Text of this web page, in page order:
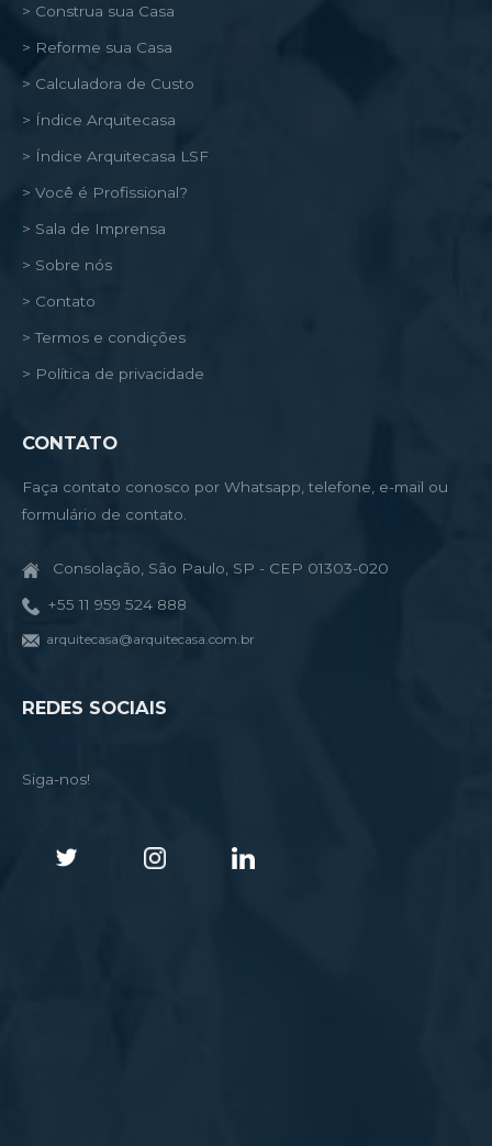
> Construa sua Casa
> Reforme sua Casa
> Calculadora de Custo
> Índice Arquitecasa
> Índice Arquitecasa LSF
> Você é Profissional?
> Sala de Imprensa
> Sobre nós
> Contato
> Termos e condições
> Política de privacidade
CONTATO
Faça contato conosco por Whatsapp, telefone, e-mail ou
formulário de contato.
Consolação, São Paulo, SP - CEP 01303-020
+55 11 959 524 888
arquitecasa@arquitecasa.com.br
REDES SOCIAIS
Siga-nos!